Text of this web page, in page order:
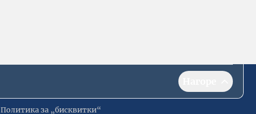
Политика за „бисквитки“